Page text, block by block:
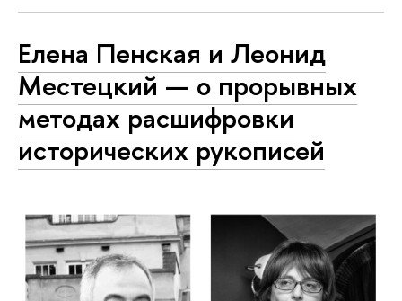
Елена Пенская и Леонид
Местецкий — о прорывных
методах расшифровки
исторических рукописей